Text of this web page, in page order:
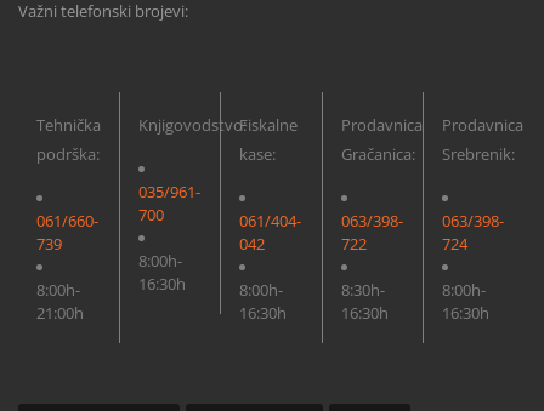
Važni telefonski brojevi:
Tehnička
podrška:
061/660-
739
8:00h-
21:00h
Knjigovodstvo:
035/961-
700
8:00h-
16:30h
Fiskalne
kase:
061/404-
042
8:00h-
16:30h
Prodavnica
Gračanica:
063/398-
722
8:30h-
16:30h
Prodavnica
Srebrenik:
063/398-
724
8:00h-
16:30h